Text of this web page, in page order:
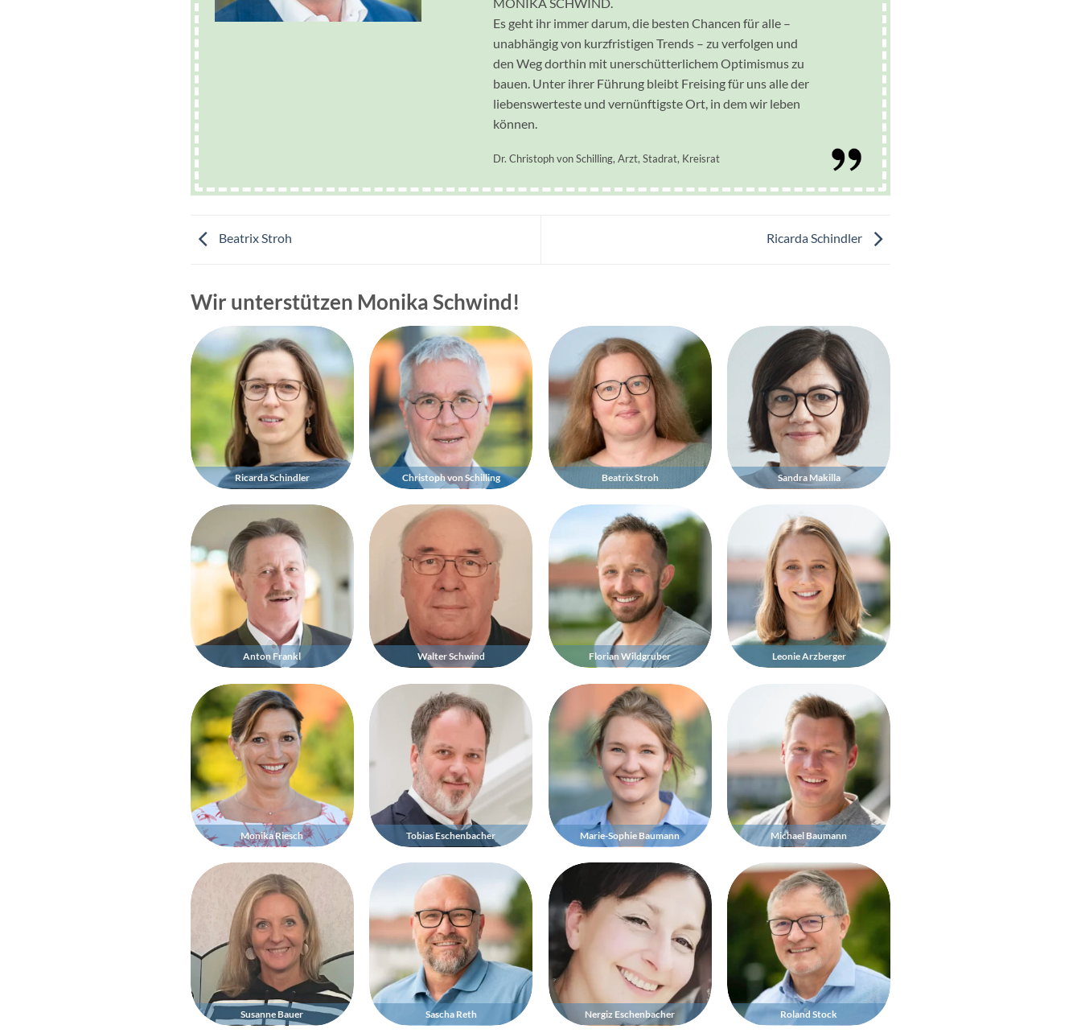
Es geht ihr immer darum, die besten Chancen für alle –
unabhängig von kurzfristigen Trends – zu verfolgen und
den Weg dorthin mit unerschütterlichem Optimismus zu
bauen. Unter ihrer Führung bleibt Freising für uns alle der
liebenswerteste und vernünftigste Ort, in dem wir leben
können.
Dr. Christoph von Schilling, Arzt, Stadrat, Kreisrat
Beatrix Stroh Ricarda Schindler
Wir unterstützen Monika Schwind!
Ricarda Schindler Christoph von Schilling Beatrix Stroh Sandra Makilla
Anton Frankl Walter Schwind Florian Wildgruber Leonie Arzberger
Monika Riesch Tobias Eschenbacher Marie-Sophie Baumann Michael Baumann
Susanne Bauer Sascha Reth Nergiz Eschenbacher Roland Stock